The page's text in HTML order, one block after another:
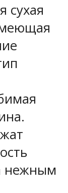
сухая
нежным